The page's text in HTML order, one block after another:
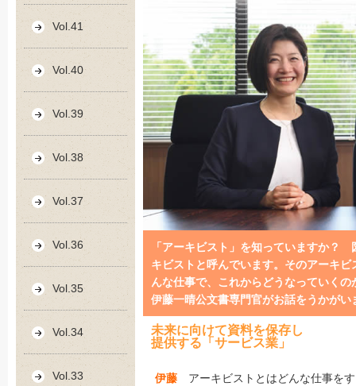
Vol.41
Vol.40
Vol.39
Vol.38
Vol.37
Vol.36
Vol.35
Vol.34
Vol.33
「アーキビスト」を知っていますか？
キビストと呼んでいます。そのアーキ
んな仕事で、これからどうなっていく
伊藤一晴公文書専門官がお話をうかがい
未来に向けて資料を保存し
提供する「サービス業」
伊藤 アーキビストとはどんな仕事を